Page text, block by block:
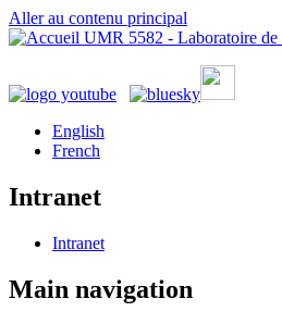
Aller au contenu principal
UMR 5582 - Laboratoire de
English
French
Intranet
Intranet
Main navigation